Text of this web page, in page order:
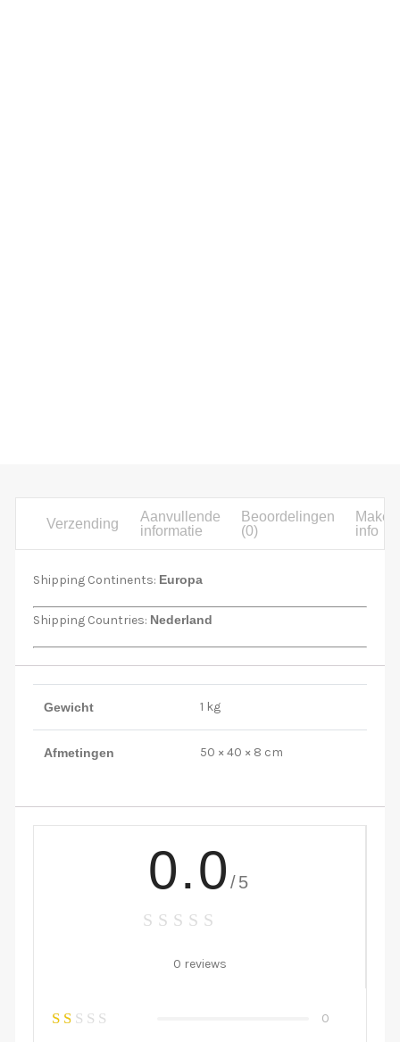
Verzending
Aanvullende
informatie
Beoordelingen
(0)
Maker
info
Shipping Continents: Europa
Shipping Countries: Nederland
Gewicht 1 kg
Afmetingen 50 × 40 × 8 cm
0.0 /5
0 reviews
0